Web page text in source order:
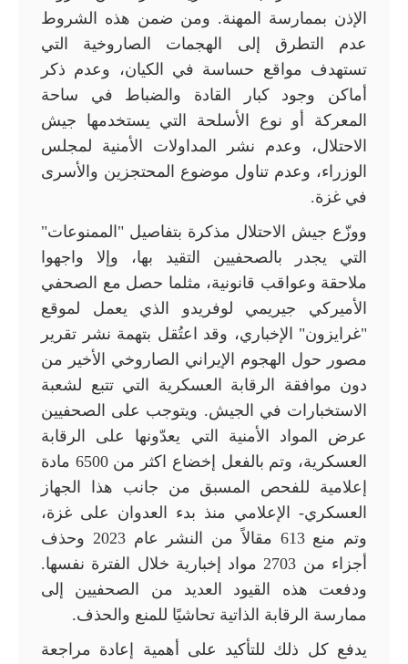
الإذن بممارسة المهنة. ومن ضمن هذه الشروط
عدم التطرق إلى الهجمات الصاروخية التي
تستهدف مواقع حساسة في الكيان، وعدم ذكر
أماكن وجود كبار القادة والضباط في ساحة
المعركة أو نوع الأسلحة التي يستخدمها جيش
الاحتلال، وعدم نشر المداولات الأمنية لمجلس
الوزراء، وعدم تناول موضوع المحتجزين والأسرى
في غزة.
ووزّع جيش الاحتلال مذكرة بتفاصيل "الممنوعات"
التي يجدر بالصحفيين التقيد بها، وإلا واجهوا
ملاحقة وعواقب قانونية، مثلما حصل مع الصحفي
الأميركي جيريمي لوفريدو الذي يعمل لموقع
"غرايزون" الإخباري، وقد اعتُقل بتهمة نشر تقرير
مصور حول الهجوم الإيراني الصاروخي الأخير من
دون موافقة الرقابة العسكرية التي تتبع لشعبة
الاستخبارات في الجيش. ويتوجب على الصحفيين
عرض المواد الأمنية التي يعدّونها على الرقابة
العسكرية، وتم بالفعل إخضاع اكثر من 6500 مادة
إعلامية للفحص المسبق من جانب هذا الجهاز
العسكري- الإعلامي منذ بدء العدوان على غزة،
وتم منع 613 مقالاً من النشر عام 2023 وحذف
أجزاء من 2703 مواد إخبارية خلال الفترة نفسها.
ودفعت هذه القيود العديد من الصحفيين إلى
ممارسة الرقابة الذاتية تحاشيًا للمنع والحذف.
يدفع كل ذلك للتأكيد على أهمية إعادة مراجعة